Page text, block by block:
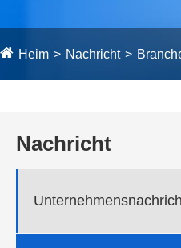
Heim Nachricht
Nachricht